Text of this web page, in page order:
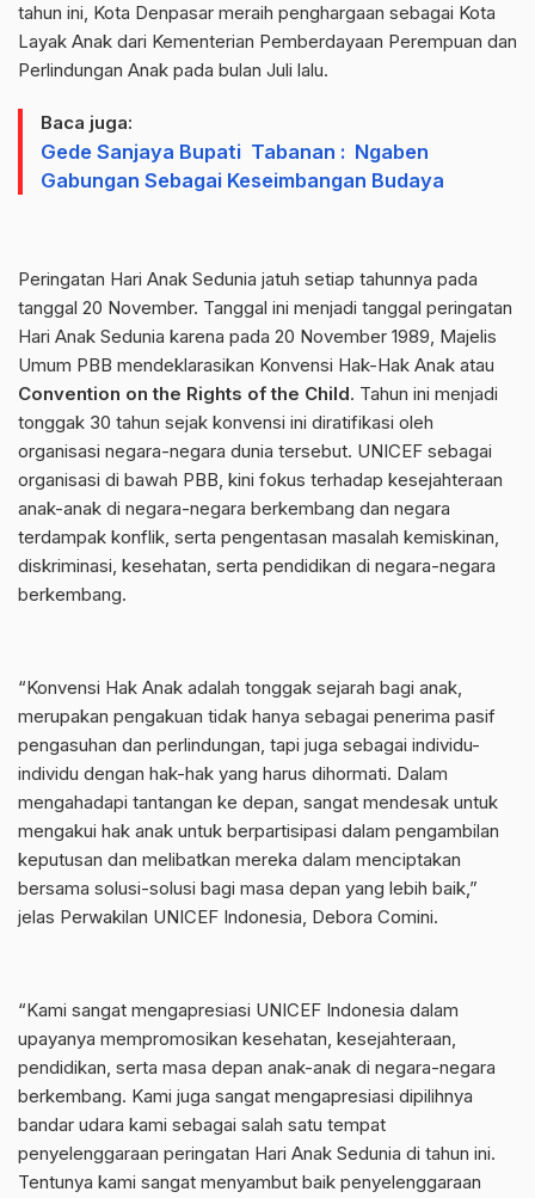
tahun ini, Kota Denpasar meraih penghargaan sebagai Kota
Layak Anak dari Kementerian Pemberdayaan Perempuan dan
Perlindungan Anak pada bulan Juli lalu.
Baca juga:
Gede Sanjaya Bupati Tabanan : Ngaben
Gabungan Sebagai Keseimbangan Budaya
Peringatan Hari Anak Sedunia jatuh setiap tahunnya pada
tanggal 20 November. Tanggal ini menjadi tanggal peringatan
Hari Anak Sedunia karena pada 20 November 1989, Majelis
Umum PBB mendeklarasikan Konvensi Hak-Hak Anak atau
Convention on the Rights of the Child. Tahun ini menjadi
tonggak 30 tahun sejak konvensi ini diratifikasi oleh
organisasi negara-negara dunia tersebut. UNICEF sebagai
organisasi di bawah PBB, kini fokus terhadap kesejahteraan
anak-anak di negara-negara berkembang dan negara
terdampak konflik, serta pengentasan masalah kemiskinan,
diskriminasi, kesehatan, serta pendidikan di negara-negara
berkembang.
“Konvensi Hak Anak adalah tonggak sejarah bagi anak,
merupakan pengakuan tidak hanya sebagai penerima pasif
pengasuhan dan perlindungan, tapi juga sebagai individu-
individu dengan hak-hak yang harus dihormati. Dalam
mengahadapi tantangan ke depan, sangat mendesak untuk
mengakui hak anak untuk berpartisipasi dalam pengambilan
keputusan dan melibatkan mereka dalam menciptakan
bersama solusi-solusi bagi masa depan yang lebih baik,”
jelas Perwakilan UNICEF Indonesia, Debora Comini.
“Kami sangat mengapresiasi UNICEF Indonesia dalam
upayanya mempromosikan kesehatan, kesejahteraan,
pendidikan, serta masa depan anak-anak di negara-negara
berkembang. Kami juga sangat mengapresiasi dipilihnya
bandar udara kami sebagai salah satu tempat
penyelenggaraan peringatan Hari Anak Sedunia di tahun ini.
Tentunya kami sangat menyambut baik penyelenggaraan